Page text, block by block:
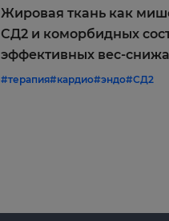
Жировая ткань как
СД2 и коморбидных
эффективных вес-
#терапия#кардио#эндо#СД2